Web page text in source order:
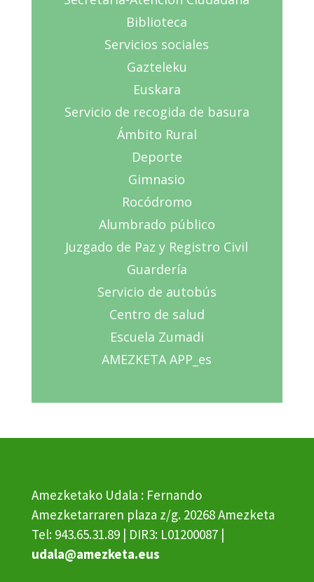
Biblioteca
Servicios sociales
Gazteleku
Euskara
Servicio de recogida de basura
Ámbito Rural
Deporte
Gimnasio
Rocódromo
Alumbrado público
Juzgado de Paz y Registro Civil
Guardería
Servicio de autobús
Centro de salud
Escuela Zumadi
AMEZKETA APP_es
Amezketako Udala : Fernando
Amezketarraren plaza z/g. 20268 Amezketa
Tel: 943.65.31.89 | DIR3: L01200087 |
udala@amezketa.eus